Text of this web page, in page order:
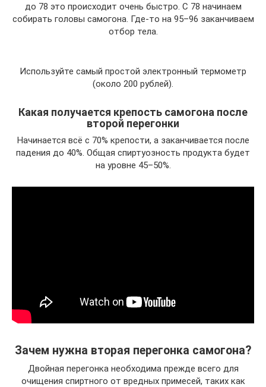
до 78 это происходит очень быстро. С 78 начинаем
собирать головы самогона. Где-то на 95–96 заканчиваем
отбор тела.
Используйте самый простой электронный термометр
(около 200 рублей).
Какая получается крепость самогона после
второй перегонки
Начинается всё с 70% крепости, а заканчивается после
падения до 40%. Общая спиртуозность продукта будет
на уровне 45–50%.
Зачем нужна вторая перегонка самогона?
Двойная перегонка необходима прежде всего для
очищения спиртного от вредных примесей, таких как